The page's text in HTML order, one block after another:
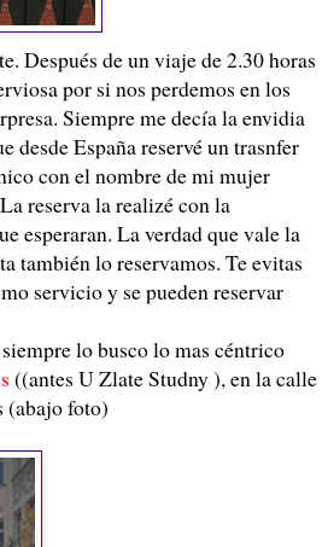
Después de un viaje de 2.30 horas
por si nos perdemos en los
Siempre me decía la envidia
desde España reservé un trasnfer
con el nombre de mi mujer
reserva la realizé con la
esperaran. La verdad que vale la
también lo reservamos. Te evitas
servicio y se pueden reservar
lo busco lo mas céntrico
((antes U Zlate Studny ), en la calle
(abajo foto)